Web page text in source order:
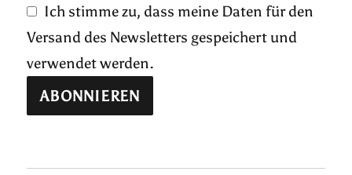
Ich stimme zu, dass meine Daten für den
Versand des Newsletters gespeichert und
verwendet werden.